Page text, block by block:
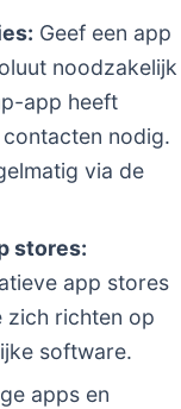
Geef een app
noodzakelijk
app heeft
nodig.
via de
stores:
app stores
zich richten op
software.
apps en